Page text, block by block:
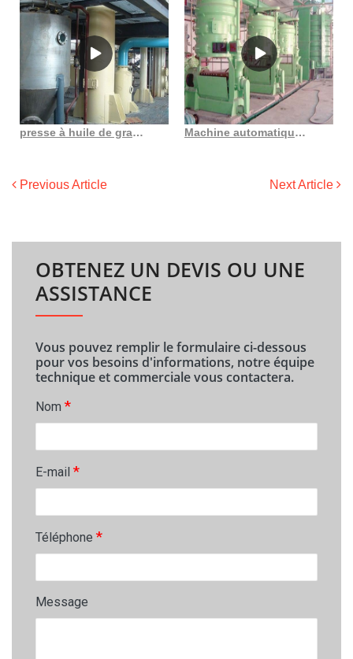
presse à huile de graines noires au Sénégal Machine automatique d’extraction d’huile d’arachide de pépins de raisin d’amande
Previous Article Next Article
OBTENEZ UN DEVIS OU UNE
ASSISTANCE
Vous pouvez remplir le formulaire ci-dessous
pour vos besoins d'informations, notre équipe
technique et commerciale vous contactera.
Nom *
E-mail *
Téléphone *
Message